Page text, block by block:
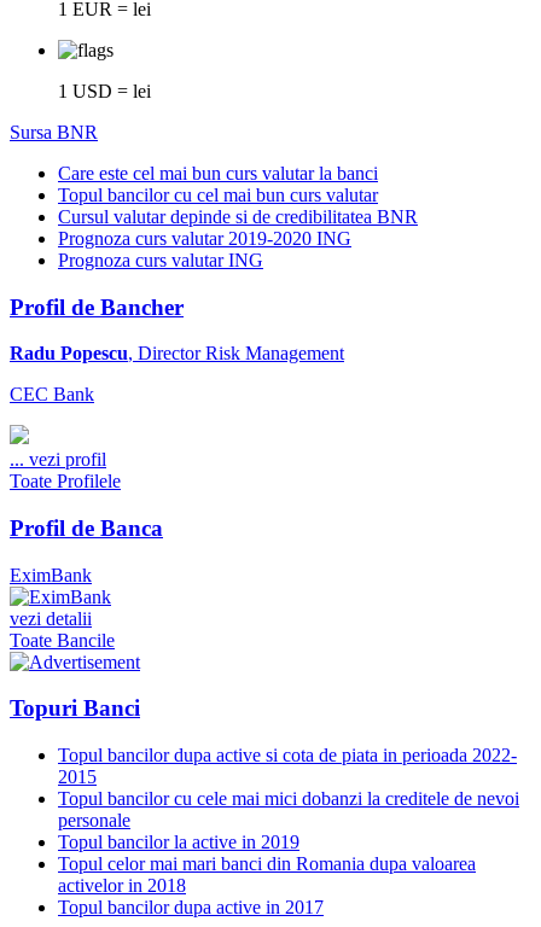
1 EUR = lei
1 USD = lei
Sursa BNR
Care este cel mai bun curs valutar la banci
Topul bancilor cu cel mai bun curs valutar
Cursul valutar depinde si de credibilitatea BNR
Prognoza curs valutar 2019-2020 ING
Prognoza curs valutar ING
Profil de Bancher
Radu Popescu, Director Risk Management
CEC Bank
... vezi profil
Toate Profilele
Profil de Banca
EximBank
vezi detalii
Toate Bancile
Topuri Banci
Topul bancilor dupa active si cota de piata in perioada 2022-
2015
Topul bancilor cu cele mai mici dobanzi la creditele de nevoi
personale
Topul bancilor la active in 2019
Topul celor mai mari banci din Romania dupa valoarea
activelor in 2018
Topul bancilor dupa active in 2017